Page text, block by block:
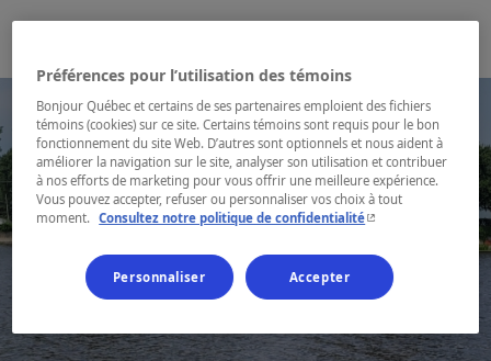
Préférences pour l’utilisation des témoins
Bonjour Québec et certains de ses partenaires emploient des fichiers
témoins (cookies) sur ce site. Certains témoins sont requis pour le bon
fonctionnement du site Web. D’autres sont optionnels et nous aident à
améliorer la navigation sur le site, analyser son utilisation et contribuer
à nos efforts de marketing pour vous offrir une meilleure expérience.
Vous pouvez accepter, refuser ou personnaliser vos choix à tout
moment.
Consultez notre politique de confidentialité- Cet hyperlien
Personnaliser Accepter